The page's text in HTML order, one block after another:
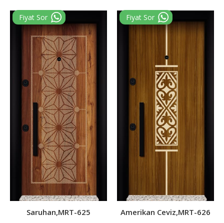
Saruhan,MRT-625 Amerikan Ceviz,MRT-626